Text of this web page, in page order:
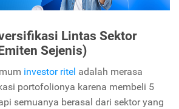
Lintas Sektor
Sejenis)
investor ritel adalah merasa
portofolionya karena membeli 5
semuanya berasal dari sektor yang